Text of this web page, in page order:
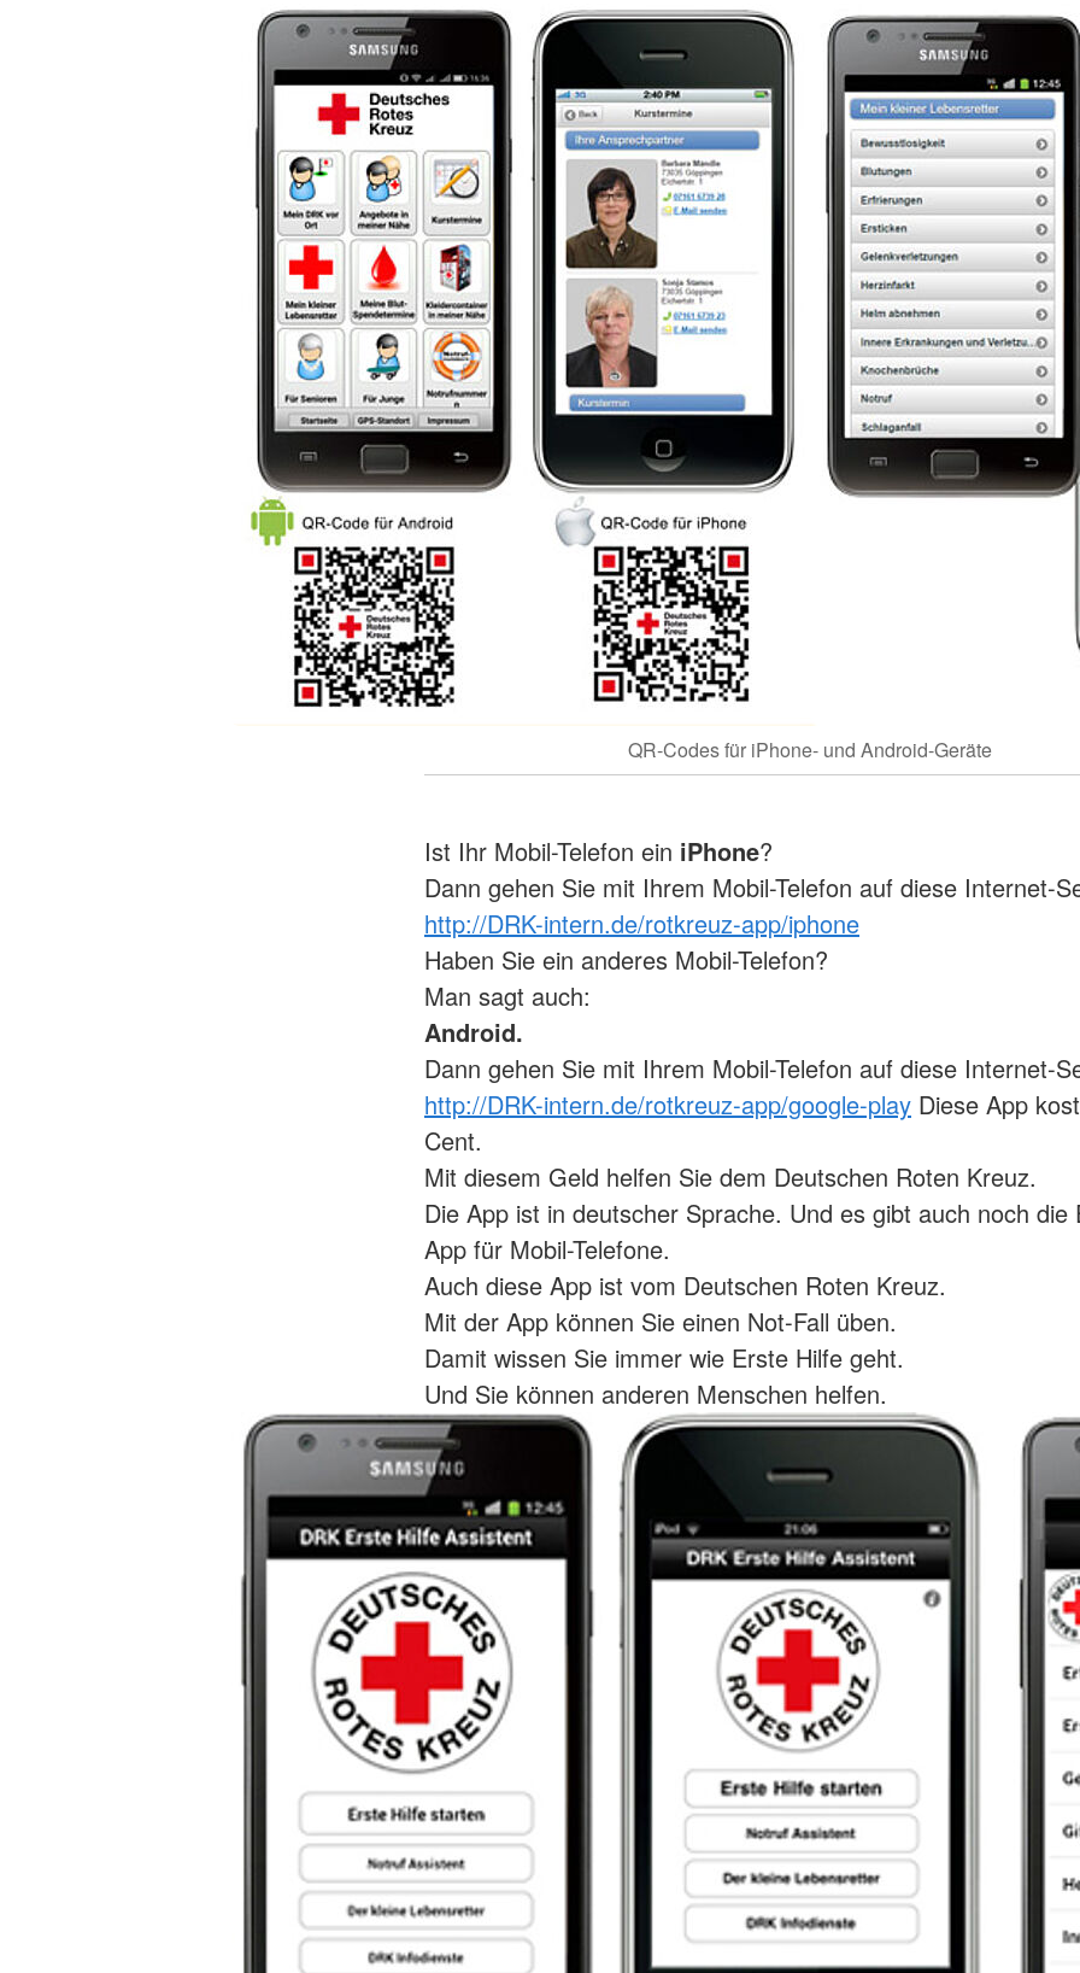
QR-Codes für iPhone- und Android-Geräte
Ist Ihr Mobil-Telefon ein iPhone?
Dann gehen Sie mit Ihrem Mobil-Telefon auf diese Internet-
http://DRK-intern.de/rotkreuz-app/iphone
Haben Sie ein anderes Mobil-Telefon?
Man sagt auch:
Android.
Dann gehen Sie mit Ihrem Mobil-Telefon auf diese Internet-
http://DRK-intern.de/rotkreuz-app/google-play Diese App
Cent.
Mit diesem Geld helfen Sie dem Deutschen Roten Kreuz.
Die App ist in deutscher Sprache. Und es gibt auch noch die
App für Mobil-Telefone.
Auch diese App ist vom Deutschen Roten Kreuz.
Mit der App können Sie einen Not-Fall üben.
Damit wissen Sie immer wie Erste Hilfe geht.
Und Sie können anderen Menschen helfen.